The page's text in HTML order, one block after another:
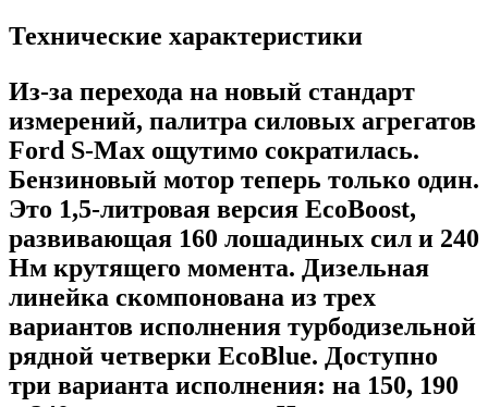
Технические характеристики
Из-за перехода на новый стандарт
измерений, палитра силовых агрегатов
Ford S-Max ощутимо сократилась.
Бензиновый мотор теперь только один.
Это 1,5-литровая версия EcoBoost,
развивающая 160 лошадиных сил и 240
Нм крутящего момента. Дизельная
линейка скомпонована из трех
вариантов исполнения турбодизельной
рядной четверки EcoBlue. Доступно
три варианта исполнения: на 150, 190